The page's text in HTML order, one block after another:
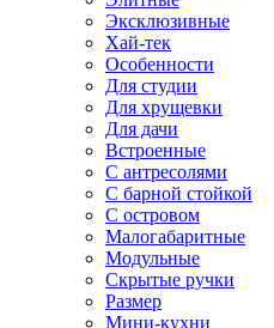
Эксклюзивные
Хай-тек
Особенности
Для студии
Для хрущевки
Для дачи
Встроенные
С антресолями
С барной стойкой
С островом
Малогабаритные
Модульные
Скрытые ручки
Размер
Мини-кухни